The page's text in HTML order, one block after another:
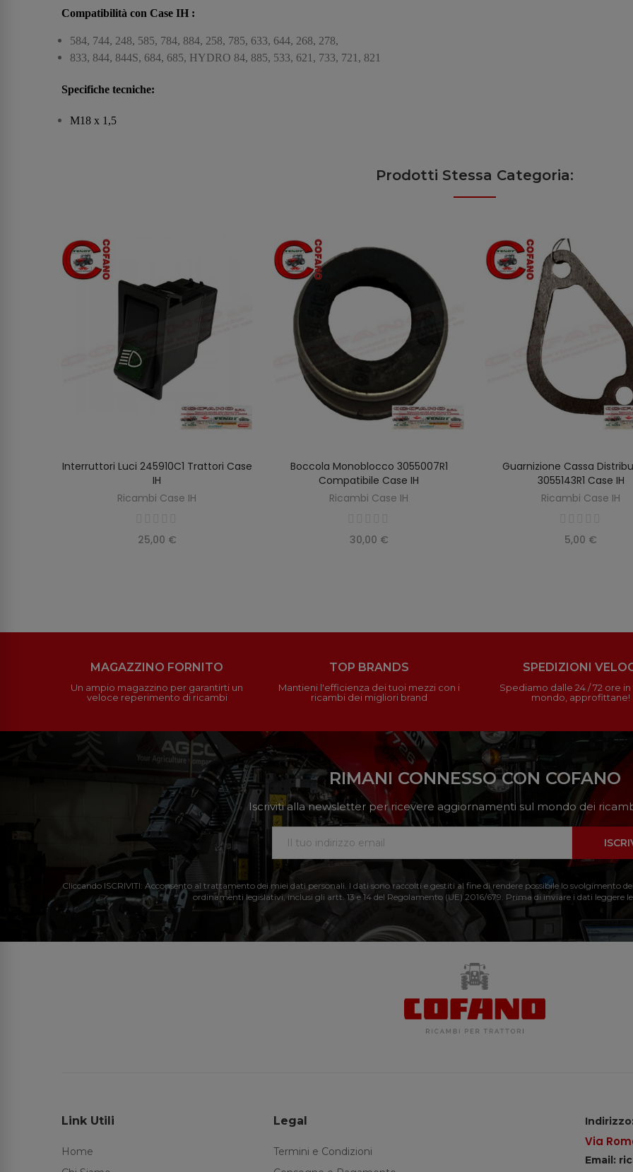
Compatibilità con Case IH :
584, 744, 248, 585, 784, 884, 258, 785, 633, 644, 268, 278,
833, 844, 844S, 684, 685, HYDRO 84, 885, 533, 621, 733, 721, 821
Specifiche tecniche:
M18 x 1,5
Prodotti Stessa Categoria:
AGGIUNGI AL CARRELLO
Interruttori Luci 245910C1 Trattori Case
IH
Ricambi Case IH
25,00 €
AGGIUNGI AL CARRELLO
Boccola Monoblocco 3055007R1
Compatibile Case IH
Ricambi Case IH
30,00 €
AGGIUNGI AL
Guarnizione Cassa
3055143R1 Case IH
Ricambi Case IH
5,00 €
MAGAZZINO FORNITO
Un ampio magazzino per garantirti un
veloce reperimento di ricambi
TOP BRANDS
Mantieni l'efficienza dei tuoi mezzi con i
ricambi dei migliori brand
SPEDIZIONI
Spediamo dalle 24 / 72 ore
mondo, approfittane!
RIMANI CONNESSO CON COFANO
Iscriviti alla newsletter per ricevere aggiornamenti sul mondo dei
Cliccando ISCRIVITI: Acconsento al trattamento dei miei dati personali. I dati sono raccolti e gestiti al fine di rendere possibile lo svolgimento
ordinamenti legislativi, inclusi gli artt. 13 e 14 del Regolamento (UE) 2016/679. Prima di inviare i dati leggere
Link Utili
Home
Legal
Termini e Condizioni
Indirizzo:
Via
Email: